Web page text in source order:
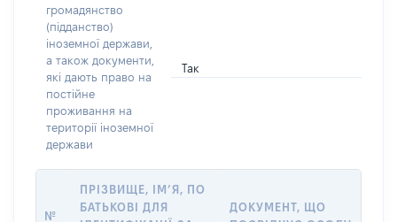
громадянство
(підданство)
іноземної держави,
а також документи,
які дають право на
постійне
проживання на
території іноземної
держави
Так
№
ПРІЗВИЩЕ, ІМ’Я, ПО
БАТЬКОВІ ДЛЯ
ДОКУМЕНТ, ЩО